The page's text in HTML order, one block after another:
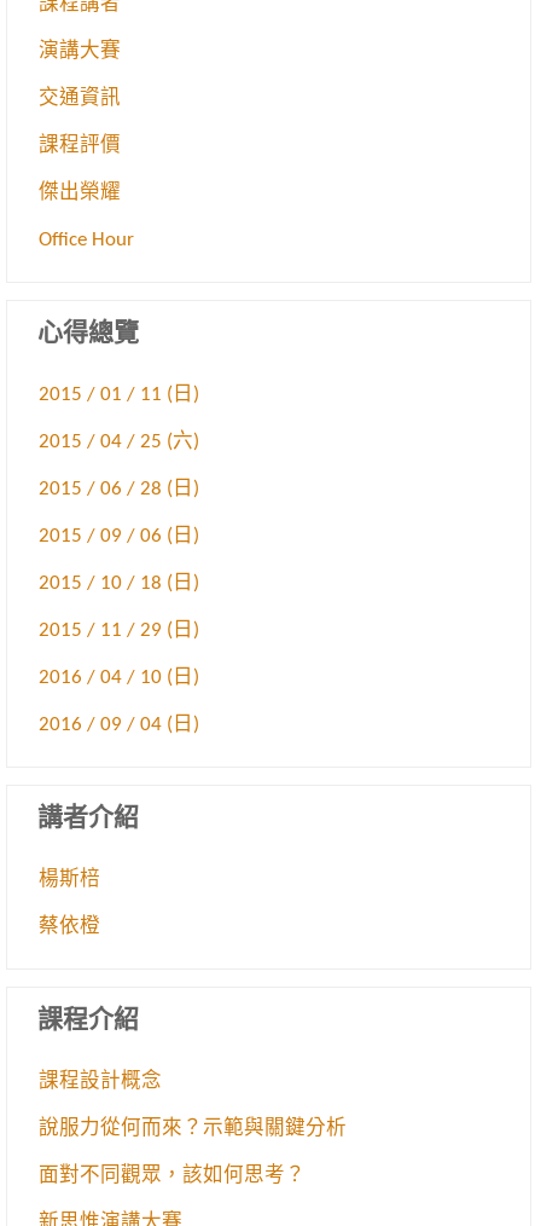
課程講者
演講大賽
交通資訊
課程評價
傑出榮耀
Office Hour
心得總覽
2015 / 01 / 11 (日)
2015 / 04 / 25 (六)
2015 / 06 / 28 (日)
2015 / 09 / 06 (日)
2015 / 10 / 18 (日)
2015 / 11 / 29 (日)
2016 / 04 / 10 (日)
2016 / 09 / 04 (日)
講者介紹
楊斯棓
蔡依橙
課程介紹
課程設計概念
說服力從何而來？示範與關鍵分析
面對不同觀眾，該如何思考？